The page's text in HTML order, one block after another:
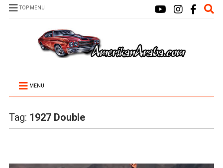
TOP MENU
MENU
Tag: 1927 Double